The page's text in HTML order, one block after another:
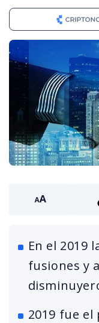
En el 2019
fusiones y
2019 fue